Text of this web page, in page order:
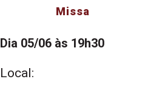
Missa
Dia 05/06 às 19h30
Local: